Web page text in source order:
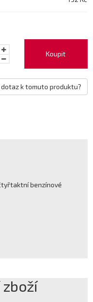
Koupit
k tomuto produktu?
benzínové